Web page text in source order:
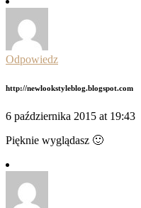
Odpowiedz
http://newlookstyleblog.blogspot.com
6 października 2015 at 19:43
Pięknie wyglądasz 🙂